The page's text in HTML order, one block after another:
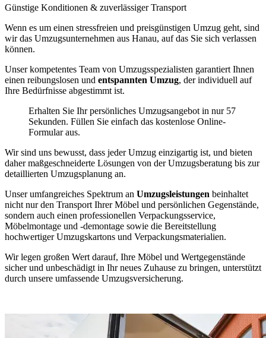
Günstige Konditionen & zuverlässiger Transport
Wenn es um einen stressfreien und preisgünstigen Umzug geht, sind
wir das Umzugsunternehmen aus Hanau, auf das Sie sich verlassen
können.
Unser kompetentes Team von Umzugsspezialisten garantiert Ihnen
einen reibungslosen und entspannten Umzug, der individuell auf
Ihre Bedürfnisse abgestimmt ist.
Erhalten Sie Ihr persönliches Umzugsangebot in nur 57
Sekunden. Füllen Sie einfach das kostenlose Online-
Formular aus.
Wir sind uns bewusst, dass jeder Umzug einzigartig ist, und bieten
daher maßgeschneiderte Lösungen von der Umzugsberatung bis zur
detaillierten Umzugsplanung an.
Unser umfangreiches Spektrum an Umzugsleistungen beinhaltet
nicht nur den Transport Ihrer Möbel und persönlichen Gegenstände,
sondern auch einen professionellen Verpackungsservice,
Möbelmontage und -demontage sowie die Bereitstellung
hochwertiger Umzugskartons und Verpackungsmaterialien.
Wir legen großen Wert darauf, Ihre Möbel und Wertgegenstände
sicher und unbeschädigt in Ihr neues Zuhause zu bringen, unterstützt
durch unsere umfassende Umzugsversicherung.